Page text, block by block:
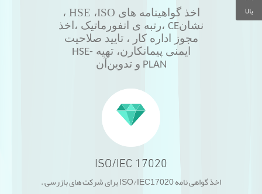
اخذ گواهینامه های HSE ،ISO
،
نشانCE ،رتبه ی انفورماتیک ،اخذ
مجوز اداره کار ، تایید صلاحیت
ایمنی پیمانکارن، تهیه HSE-
PLAN و تدوین آن
ISO/IEC 17020
اخذ گواهی نامه ISO/IEC17020 برای شرکت های بازرسی .
بالا